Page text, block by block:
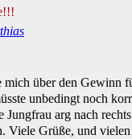
über den Gewinn
unbedingt noch
arg nach
Viele Grüße, und